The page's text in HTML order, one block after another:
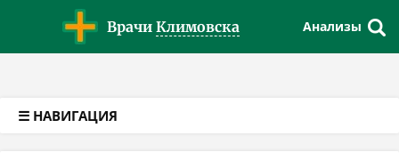
Врачи Климовска Анализы
☰ НАВИГАЦИЯ